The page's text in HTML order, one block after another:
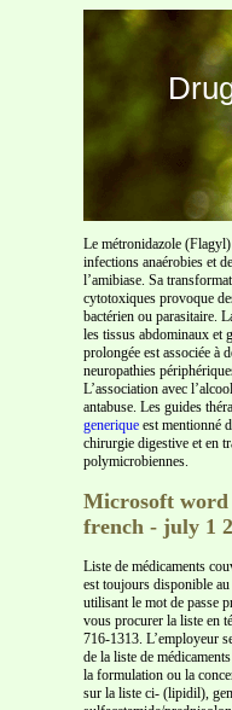
Le métronidazole (Flagyl)
infections anaérobies et
l’amibiase. Sa
cytotoxiques provoque
bactérien ou parasitaire.
les tissus abdominaux et
prolongée est associée à
neuropathies
L’association avec
antabuse. Les guides
generique est mentionné
chirurgie digestive et en
polymicrobiennes.
Microsoft
french - july 1
Liste de médicaments
est toujours disponible au
utilisant le mot de passe
vous procurer la liste en
716-1313. L’employeur
de la liste de
la formulation ou la
sur la liste ci- (lipidil),